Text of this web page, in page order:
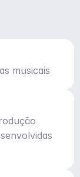
musicais